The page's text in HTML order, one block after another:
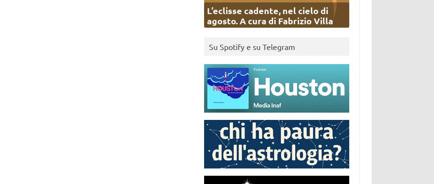
L’eclisse cadente, nel cielo di
agosto. A cura di Fabrizio Villa
Su Spotify e su Telegram